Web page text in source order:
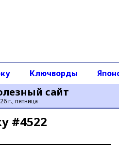
сайт
г., пятница
Ключворды
#4522